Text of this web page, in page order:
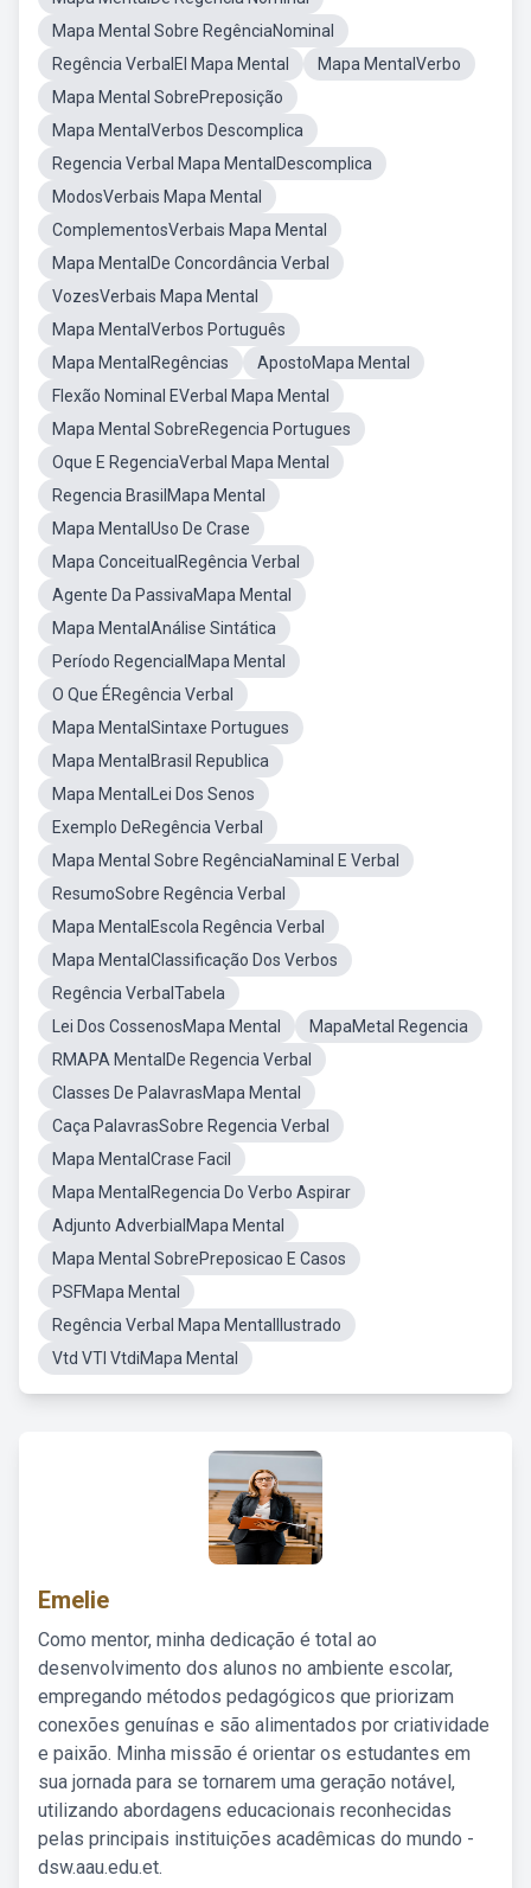
Mapa Mental Sobre RegênciaNominal
Regência VerbalEl Mapa Mental
Mapa MentalVerbo
Mapa Mental SobrePreposição
Mapa MentalVerbos Descomplica
Regencia Verbal Mapa MentalDescomplica
ModosVerbais Mapa Mental
ComplementosVerbais Mapa Mental
Mapa MentalDe Concordância Verbal
VozesVerbais Mapa Mental
Mapa MentalVerbos Português
Mapa MentalRegências
ApostoMapa Mental
Flexão Nominal EVerbal Mapa Mental
Mapa Mental SobreRegencia Portugues
Oque E RegenciaVerbal Mapa Mental
Regencia BrasilMapa Mental
Mapa MentalUso De Crase
Mapa ConceitualRegência Verbal
Agente Da PassivaMapa Mental
Mapa MentalAnálise Sintática
Período RegencialMapa Mental
O Que ÉRegência Verbal
Mapa MentalSintaxe Portugues
Mapa MentalBrasil Republica
Mapa MentalLei Dos Senos
Exemplo DeRegência Verbal
Mapa Mental Sobre RegênciaNaminal E Verbal
ResumoSobre Regência Verbal
Mapa MentalEscola Regência Verbal
Mapa MentalClassificação Dos Verbos
Regência VerbalTabela
Lei Dos CossenosMapa Mental
MapaMetal Regencia
RMAPA MentalDe Regencia Verbal
Classes De PalavrasMapa Mental
Caça PalavrasSobre Regencia Verbal
Mapa MentalCrase Facil
Mapa MentalRegencia Do Verbo Aspirar
Adjunto AdverbialMapa Mental
Mapa Mental SobrePreposicao E Casos
PSFMapa Mental
Regência Verbal Mapa MentalIlustrado
Vtd VTI VtdiMapa Mental
Emelie
Como mentor, minha dedicação é total ao
desenvolvimento dos alunos no ambiente escolar,
empregando métodos pedagógicos que priorizam
conexões genuínas e são alimentados por criatividade
e paixão. Minha missão é orientar os estudantes em
sua jornada para se tornarem uma geração notável,
utilizando abordagens educacionais reconhecidas
pelas principais instituições acadêmicas do mundo -
dsw.aau.edu.et.